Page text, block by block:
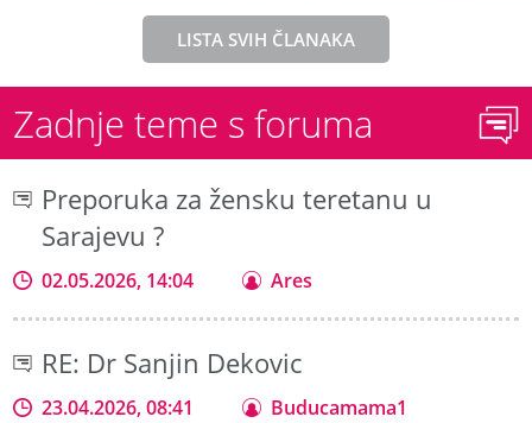
LISTA SVIH ČLANAKA
Zadnje teme s foruma
Preporuka za žensku teretanu u
Sarajevu ?
02.05.2026, 14:04 Ares
RE: Dr Sanjin Dekovic
23.04.2026, 08:41 Buducamama1